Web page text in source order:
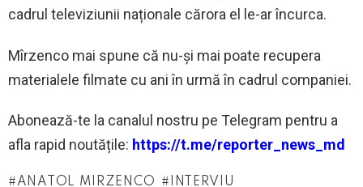
cadrul televiziunii naționale cărora el le-ar încurca.
Mîrzenco mai spune că nu-și mai poate recupera
materialele filmate cu ani în urmă în cadrul companiei.
Abonează-te la canalul nostru pe Telegram pentru a
afla rapid noutățile: https://t.me/reporter_news_md
ANATOL MIRZENCO
INTERVIU